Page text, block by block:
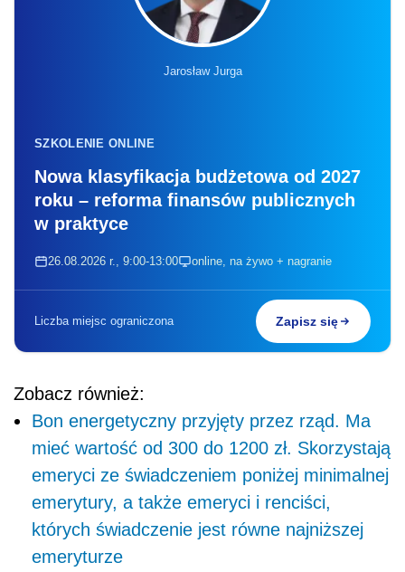
Jarosław Jurga
SZKOLENIE ONLINE
Nowa klasyfikacja budżetowa od 2027
roku – reforma finansów publicznych
w praktyce
26.08.2026 r., 9:00-13:00 online, na żywo + nagranie
Liczba miejsc ograniczona Zapisz się
Zobacz również:
Bon energetyczny przyjęty przez rząd. Ma
mieć wartość od 300 do 1200 zł. Skorzystają
emeryci ze świadczeniem poniżej minimalnej
emerytury, a także emeryci i renciści,
których świadczenie jest równe najniższej
emeryturze